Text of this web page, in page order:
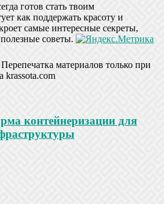
готов стать твоим
как поддержать красоту и
самые интересные секреты,
советы.
материалов только при
krassota.com
контейнеризации для